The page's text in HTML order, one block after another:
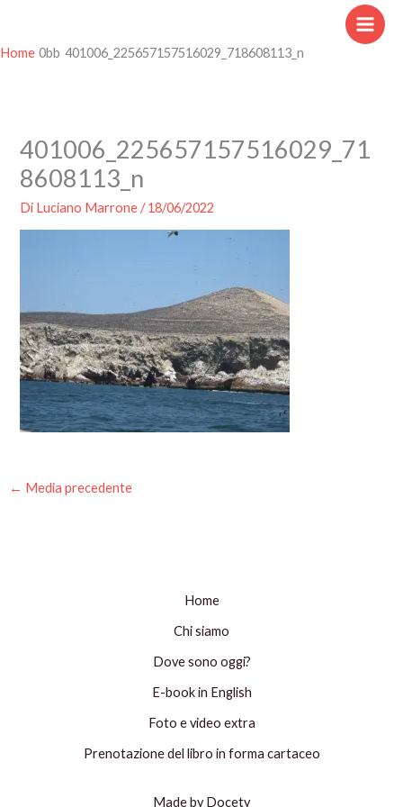
contenuto
Home 401006_225657157516029_718608113_n
401006_225657157516029_71
8608113_n
Di Luciano Marrone/18/06/2022
← Media precedente
Home
Chi siamo
Dove sono oggi?
E-book in English
Foto e video extra
Prenotazione del libro in forma cartaceo
Made by Docety